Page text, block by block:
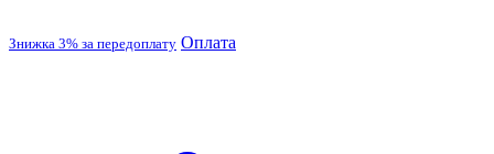
Знижка 3% за передоплату Оплата